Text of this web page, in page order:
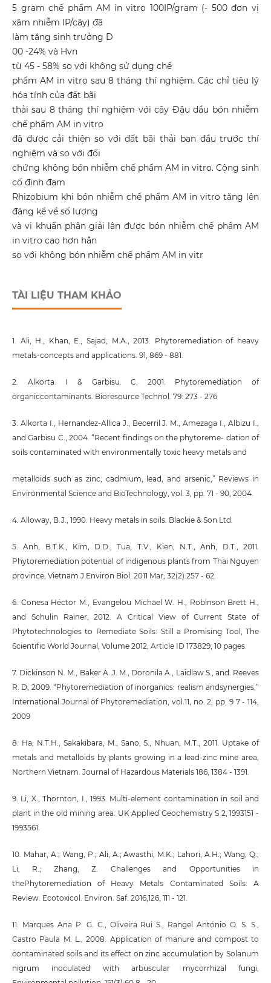
5 gram chế phẩm AM in vitro 100IP/gram (- 500 đơn vị
xâm nhiễm IP/cây) đã
làm tăng sinh trưởng D
00 -24% và Hvn
từ 45 - 58% so với không sử dụng chế
phẩm AM in vitro sau 8 tháng thí nghiệm. Các chỉ tiêu lý
hóa tính của đất bãi
thải sau 8 tháng thí nghiệm với cây Đậu dầu bón nhiễm
chế phẩm AM in vitro
đã được cải thiện so với đất bãi thải ban đầu trước thí
nghiệm và so với đối
chứng không bón nhiễm chế phẩm AM in vitro. Cộng sinh
cố định đạm
Rhizobium khi bón nhiễm chế phẩm AM in vitro tăng lên
đáng kể về số lượng
và vi khuẩn phân giải lân được bón nhiễm chế phẩm AM
in vitro cao hơn hẳn
so với không bón nhiễm chế phẩm AM in vitr
TÀI LIỆU THAM KHẢO
1. Ali, H., Khan, E., Sajad, M.A., 2013. Phytoremediation of heavy
metals-concepts and applications. 91, 869 - 881.
2. Alkorta. I & Garbisu. C, 2001. Phytoremediation of
organiccontaminants. Bioresource Technol. 79: 273 - 276
3. Alkorta I., Hernandez-Allica J., Becerril J. M., Amezaga I., Albizu I.,
and Garbisu C., 2004. “Recent findings on the phytoreme- dation of
soils contaminated with environmentally toxic heavy metals and
metalloids such as zinc, cadmium, lead, and arsenic,” Reviews in
Environmental Science and BioTechnology, vol. 3, pp. 71 - 90, 2004.
4. Alloway, B.J., 1990. Heavy metals in soils. Blackie & Son Ltd.
5. Anh, B.T.K., Kim, D.D., Tua, T.V., Kien, N.T., Anh, D.T., 2011.
Phytoremediation potential of indigenous plants from Thai Nguyen
province, Vietnam J Environ Biol. 2011 Mar; 32(2):257 - 62.
6. Conesa Héctor M., Evangelou Michael W. H., Robinson Brett H.,
and Schulin Rainer, 2012. A Critical View of Current State of
Phytotechnologies to Remediate Soils: Still a Promising Tool, The
Scientific World Journal, Volume 2012, Article ID 173829, 10 pages.
7. Dickinson N. M., Baker A. J. M., Doronila A., Laidlaw S., and. Reeves
R. D, 2009. “Phytoremediation of inorganics: realism andsynergies,”
International Journal of Phytoremediation, vol.11, no. 2, pp. 9 7 - 114,
2009
8. Ha, N.T.H., Sakakibara, M., Sano, S., Nhuan, M.T., 2011. Uptake of
metals and metalloids by plants growing in a lead-zinc mine area,
Northern Vietnam. Journal of Hazardous Materials 186, 1384 - 1391.
9. Li, X., Thornton, I., 1993. Multi-element contamination in soil and
plant in the old mining area. UK Applied Geochemistry S 2, 1993151 -
1993561.
10. Mahar, A.; Wang, P.; Ali, A.; Awasthi, M.K.; Lahori, A.H.; Wang, Q.;
Li, R.; Zhang, Z. Challenges and Opportunities in
thePhytoremediation of Heavy Metals Contaminated Soils: A
Review. Ecotoxicol. Environ. Saf. 2016,126, 111 - 121.
11. Marques Ana P. G. C., Oliveira Rui S., Rangel António O. S. S.,
Castro Paula M. L., 2008. Application of manure and compost to
contaminated soils and its effect on zinc accumulation by Solanum
nigrum inoculated with arbuscular mycorrhizal fungi,